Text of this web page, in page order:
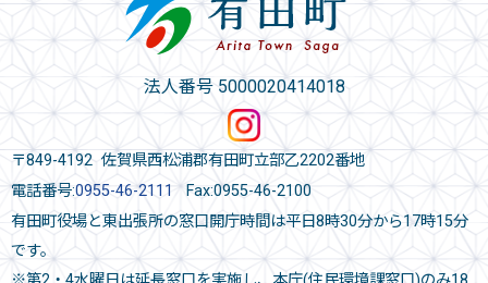
法人番号 5000020414018
〒849-4192 佐賀県西松浦郡有田町立部乙2202番地
電話番号:0955-46-2111 Fax:0955-46-2100
有田町役場と東出張所の窓口開庁時間は平日8時30分から17時15分
です。